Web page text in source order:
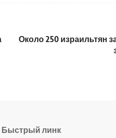
Около 250 израильтян
Быстрый линк